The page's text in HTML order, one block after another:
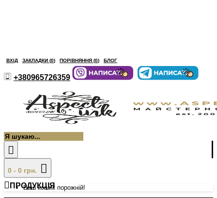
ВХІД ЗАКЛАДКИ (0) ПОРІВНЯННЯ (0) БЛОГ
+380965726359
0 - 0 грн.
Ваш кошик порожній!
ПРОДУКЦІЯ